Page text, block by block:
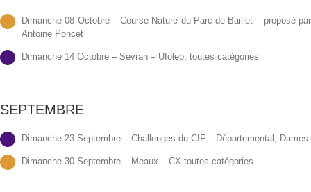
Dimanche 08 Octobre – Course Nature du Parc de Baillet – proposé par
Antoine Poncet
Dimanche 14 Octobre – Sevran – Ufolep, toutes catégories
SEPTEMBRE
Dimanche 23 Septembre – Challenges du CIF – Départemental, Dames
Dimanche 30 Septembre – Meaux – CX toutes catégories